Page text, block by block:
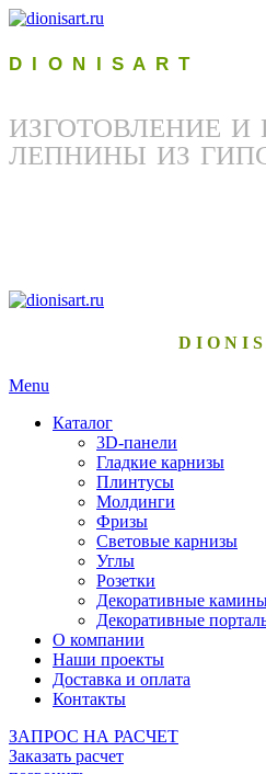
D I O N I S A R T
ИЗГОТОВЛЕНИЕ И
ЛЕПНИНЫ ИЗ
D I O N I
Menu
Каталог
3D-панели
Гладкие карнизы
Плинтусы
Молдинги
Фризы
Световые карнизы
Углы
Розетки
Декоративные
Декоративные
О компании
Наши проекты
Доставка и оплата
Контакты
ЗАПРОС НА РАСЧЕТ
Заказать расчет